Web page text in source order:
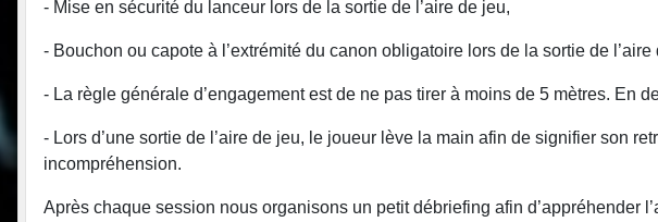
- Mise en sécurité du lanceur lors de la sortie de l’aire de jeu,
- Bouchon ou capote à l’extrémité du canon obligatoire lors de la sortie de l’aire
- La règle générale d’engagement est de ne pas tirer à moins de 5 mètres. En
- Lors d’une sortie de l’aire de jeu, le joueur lève la main afin de signifier son
incompréhension.
Après chaque session nous organisons un petit débriefing afin d’appréhender